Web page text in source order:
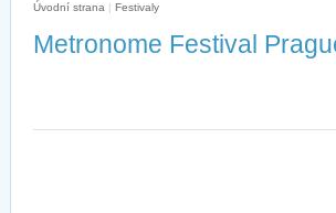
Úvodní strana | Festivaly
Metronome Festival